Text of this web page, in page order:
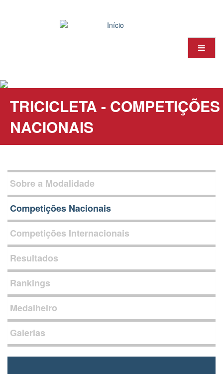
TRICICLETA - COMPETIÇÕES
NACIONAIS
Sobre a Modalidade
Competições Nacionais
Competições Internacionais
Resultados
Rankings
Medalheiro
Galerias